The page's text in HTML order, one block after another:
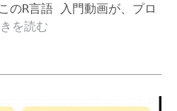
のR言語 入門動画が、プロ
を読む